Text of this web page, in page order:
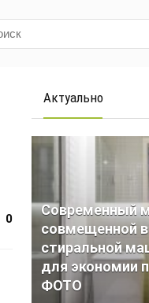
0
Актуально
Современный
совмещенной
стиральной
для экономии
ФОТО